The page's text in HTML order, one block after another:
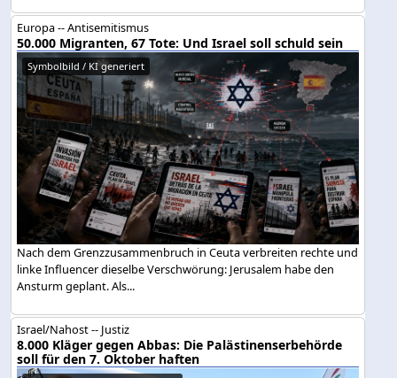
Europa -- Antisemitismus
50.000 Migranten, 67 Tote: Und Israel soll schuld sein
Symbolbild / KI generiert
Nach dem Grenzzusammenbruch in Ceuta verbreiten rechte und
linke Influencer dieselbe Verschwörung: Jerusalem habe den
Ansturm geplant. Als...
Israel/Nahost -- Justiz
8.000 Kläger gegen Abbas: Die Palästinenserbehörde
soll für den 7. Oktober haften